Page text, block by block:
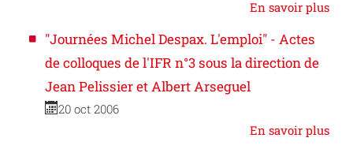
En savoir plus
"Journées Michel Despax. L'emploi" - Actes
de colloques de l'IFR n°3 sous la direction de
Jean Pelissier et Albert Arseguel
20 oct 2006
En savoir plus